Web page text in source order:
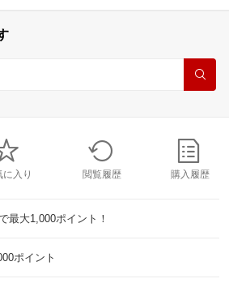
に入り 閲覧履歴 購入履歴
最大1,000ポイント！
ポイント